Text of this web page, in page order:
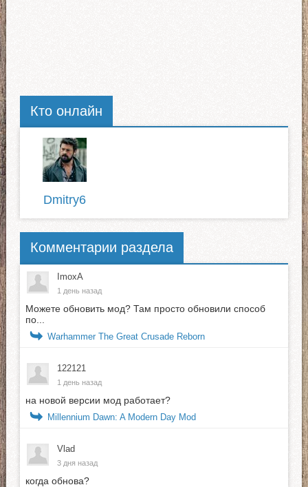
Кто онлайн
Dmitry6
Комментарии раздела
ImoxA
1 день назад
Можете обновить мод? Там просто обновили способ
по...
Warhammer The Great Crusade Reborn
122121
1 день назад
на новой версии мод работает?
Millennium Dawn: A Modern Day Mod
Vlad
3 дня назад
когда обнова?